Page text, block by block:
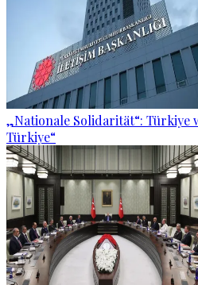
„Nationale Solidarität“:
Türkiye“